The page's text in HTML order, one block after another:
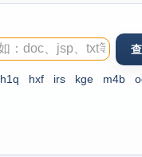
h1q hxf irs kge m4b